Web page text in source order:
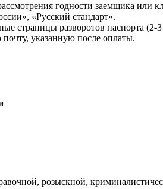
годности заемщика или
«Русский стандарт».
страницы разворотов паспорта
указанную после оплаты.
розыскной,